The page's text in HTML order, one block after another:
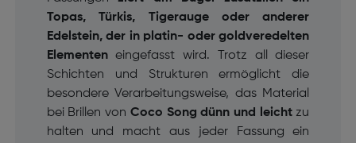
Topas, Türkis, Tigerauge oder anderer
Edelstein, der in platin- oder goldveredelten
Elementeneingefasst wird. Trotz all dieser
Schichten und Strukturen ermöglicht die
besondere Verarbeitungsweise, das Material
bei Brillen von Coco Song dünn und leicht zu
halten und macht aus jeder Fassung ein